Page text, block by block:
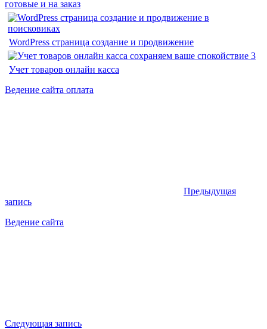
готовые и на заказ
WordPress страница создание и продвижение
Учет товаров онлайн касса
Ведение сайта оплата
Предыдущая
запись
Ведение сайта
Следующая запись